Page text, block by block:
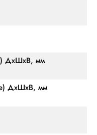
ДхШхВ, мм
ДхШхВ, мм